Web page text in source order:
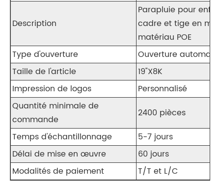
Description
Parapluie pour
cadre et tige en
matériau POE
Type d'ouverture
Ouverture
Taille de l'article
19"X8K
Impression de logos
Personnalisé
Quantité minimale de
commande
2400 pièces
Temps d'échantillonnage
5-7 jours
Délai de mise en œuvre
60 jours
Modalités de paiement
T/T et L/C